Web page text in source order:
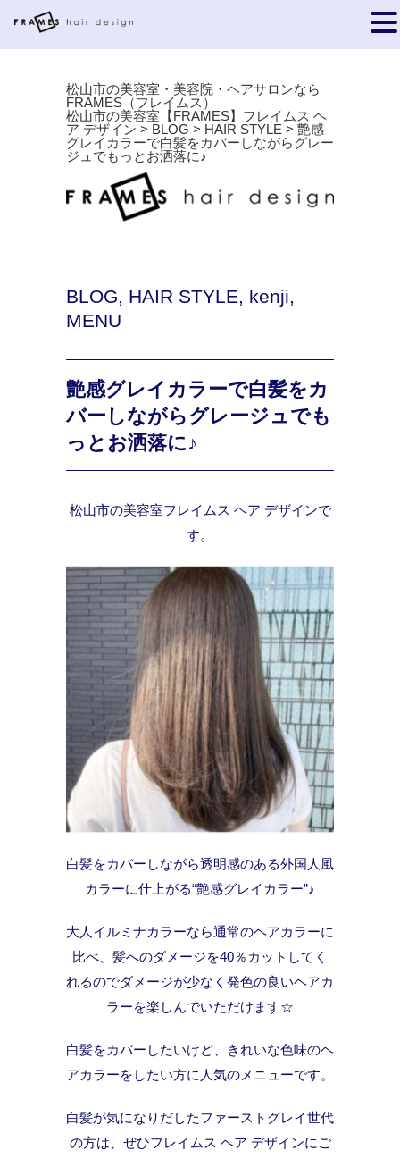
松山市の美容室・美容院・ヘアサロンなら
FRAMES（フレイムス）
松山市の美容室【FRAMES】フレイムス ヘ
ア デザイン > BLOG > HAIR STYLE > 艶感
グレイカラーで白髪をカバーしながらグレー
ジュでもっとお洒落に♪
BLOG, HAIR STYLE, kenji,
MENU
艶感グレイカラーで白髪をカ
バーしながらグレージュでも
っとお洒落に♪
松山市の美容室フレイムス ヘア デザインで
す。
白髪をカバーしながら透明感のある外国人風
カラーに仕上がる“艶感グレイカラー”♪
大人イルミナカラーなら通常のヘアカラーに
比べ、髪へのダメージを40％カットしてく
れるのでダメージが少なく発色の良いヘアカ
ラーを楽しんでいただけます☆
白髪をカバーしたいけど、きれいな色味のヘ
アカラーをしたい方に人気のメニューです。
白髪が気になりだしたファーストグレイ世代
の方は、ぜひフレイムス ヘア デザインにご